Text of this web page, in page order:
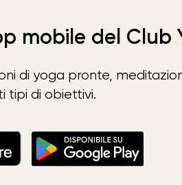
mobile del Club
di yoga pronte,
tipi di obiettivi.